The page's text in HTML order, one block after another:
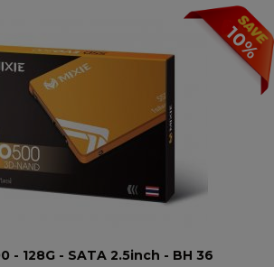
10%
- 128G - SATA 2.5inch - BH 36